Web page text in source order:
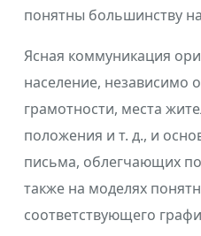
понятны большинству
Ясная коммуникация
население, независимо
грамотности, места
положения и т. д., и
письма, облегчающих
также на моделях
соответствующего